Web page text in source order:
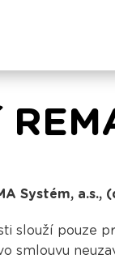
Systém,
slouží pouze
smlouvu